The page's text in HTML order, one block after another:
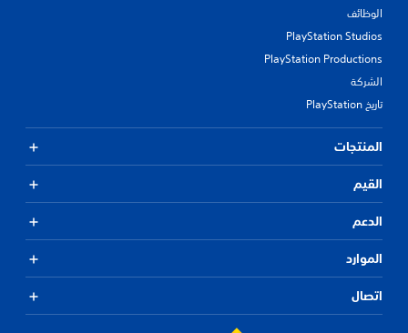
الوظائف
PlayStation Studios
PlayStation Productions
الشركة
تاريخ PlayStation
المنتجات
القيم
الدعم
الموارد
اتصال